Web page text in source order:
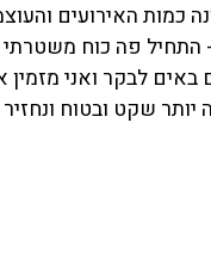
כמות האירועים
התחיל פה כוח
לבקר ואני